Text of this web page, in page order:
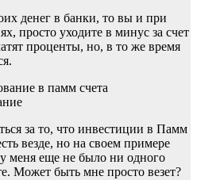
денег в банки, то вы и при
просто уходите в минус за счет
проценты, но, в то же время
за то, что инвестиции в Памм
везде, но на своем примере
меня еще не было ни одного
Может быть мне просто везет?